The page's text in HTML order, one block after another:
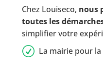
Chez Louiseco, nous
toutes les
simplifier votre
R La mairie pour